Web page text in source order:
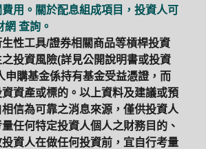
用。關於配息組成項目，投資人可
網 查詢。
性工具/證券相關商品等槓桿投資
投資風險(詳見公開說明書或投資
申購基金係持有基金受益憑證，而
資產或標的。以上資料及建議或預
信為可靠之消息來源，僅供投資人
任何特定投資人個人之財務目的、
資人在做任何投資前，宜自行考量